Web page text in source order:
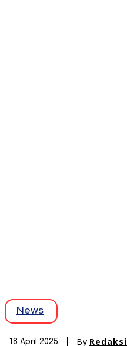
News
18 April 2025 By Redaksi